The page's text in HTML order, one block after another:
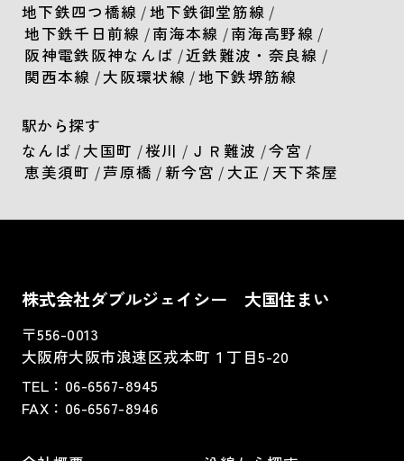
地下鉄四つ橋線 /地下鉄御堂筋線 /
地下鉄千日前線 /南海本線 /南海高野線 /
阪神電鉄阪神なんば /近鉄難波・奈良線 /
関西本線 /大阪環状線 /地下鉄堺筋線
駅から探す
なんば /大国町 /桜川 / ＪＲ難波 /今宮 /
恵美須町 /芦原橋 /新今宮 / 大正 / 天下茶屋
株式会社ダブルジェイシー 大国住まい
〒556-0013
大阪府大阪市浪速区戎本町１丁目5-20
TEL： 06-6567-8945
FAX：06-6567-8946